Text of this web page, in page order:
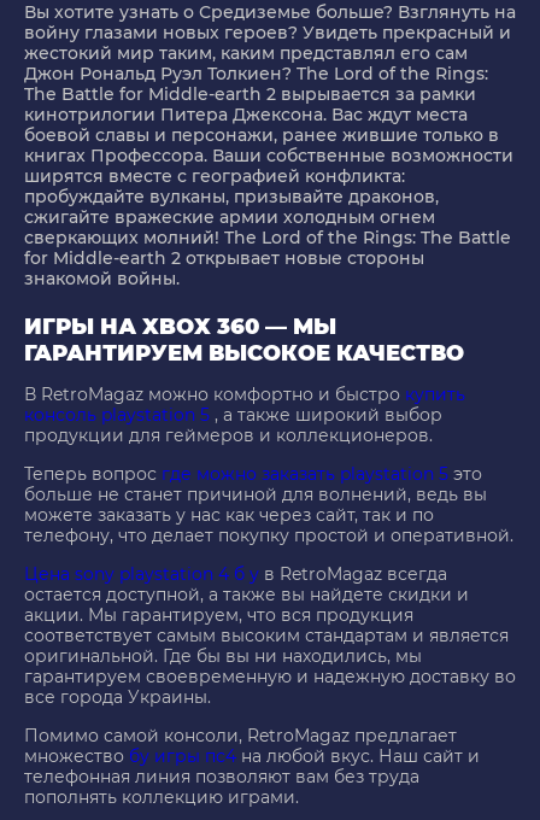
Вы хотите узнать о Средиземье больше? Взглянуть на
войну глазами новых героев? Увидеть прекрасный и
жестокий мир таким, каким представлял его сам
Джон Рональд Руэл Толкиен? The Lord of the Rings:
The Battle for Middle-earth 2 вырывается за рамки
кинотрилогии Питера Джексона. Вас ждут места
боевой славы и персонажи, ранее жившие только в
книгах Профессора. Ваши собственные возможности
ширятся вместе с географией конфликта:
пробуждайте вулканы, призывайте драконов,
сжигайте вражеские армии холодным огнем
сверкающих молний! The Lord of the Rings: The Battle
for Middle-earth 2 открывает новые стороны
знакомой войны.
ИГРЫ НА XBOX 360 — МЫ
ГАРАНТИРУЕМ ВЫСОКОЕ КАЧЕСТВО
В RetroMagaz можно комфортно и быстро купить
консоль playstation 5 , а также широкий выбор
продукции для геймеров и коллекционеров.
Теперь вопрос где можно заказать playstation 5 это
больше не станет причиной для волнений, ведь вы
можете заказать у нас как через сайт, так и по
телефону, что делает покупку простой и оперативной.
Цена sony playstation 4 б у в RetroMagaz всегда
остается доступной, а также вы найдете скидки и
акции. Мы гарантируем, что вся продукция
соответствует самым высоким стандартам и является
оригинальной. Где бы вы ни находились, мы
гарантируем своевременную и надежную доставку во
все города Украины.
Помимо самой консоли, RetroMagaz предлагает
множество бу игры пс4 на любой вкус. Наш сайт и
телефонная линия позволяют вам без труда
пополнять коллекцию играми.